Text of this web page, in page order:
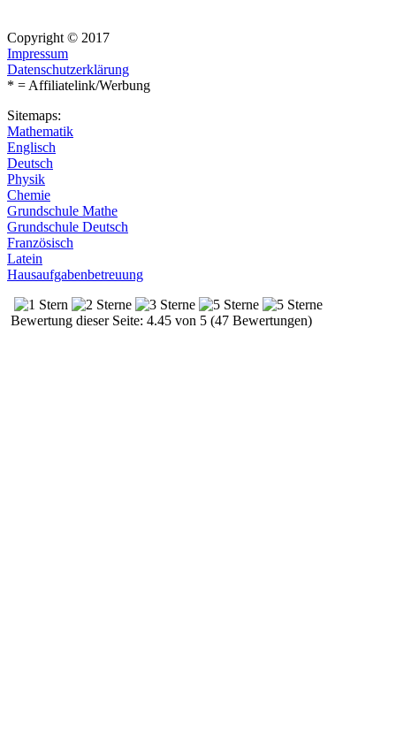
Copyright © 2017
Impressum
Datenschutzerklärung
* = Affiliatelink/Werbung
Sitemaps:
Mathematik
Englisch
Deutsch
Physik
Chemie
Grundschule Mathe
Grundschule Deutsch
Französisch
Latein
Hausaufgabenbetreuung
Bewertung dieser Seite: 4.45 von 5 (47 Bewertungen)